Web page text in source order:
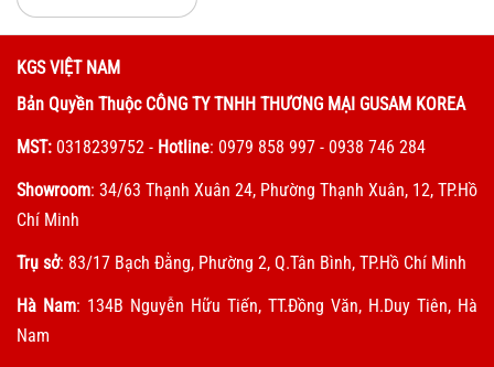
KGS VIỆT NAM
Bản Quyền Thuộc CÔNG TY TNHH THƯƠNG MẠI GUSAM KOREA
MST: 0318239752 - Hotline: 0979 858 997 - 0938 746 284
Showroom: 34/63 Thạnh Xuân 24, Phường Thạnh Xuân, 12, TP.Hồ
Chí Minh
Trụ sở: 83/17 Bạch Đằng, Phường 2, Q.Tân Bình, TP.Hồ Chí Minh
Hà Nam: 134B Nguyễn Hữu Tiến, TT.Đồng Văn, H.Duy Tiên, Hà
Nam